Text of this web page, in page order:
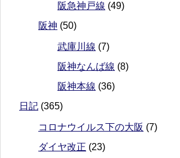
阪急神戸線 (49)
阪神 (50)
武庫川線 (7)
阪神なんば線 (8)
阪神本線 (36)
日記 (365)
コロナウイルス下の大阪 (7)
ダイヤ改正 (23)